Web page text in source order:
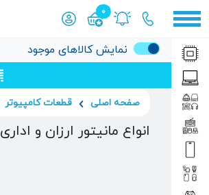
0
محصول افزوده شده به سبد
نمایش کالاهای موجود
صفحه اصلی قطعات کامپیوتر
انواع مانیتور ارزان و اداری Meva